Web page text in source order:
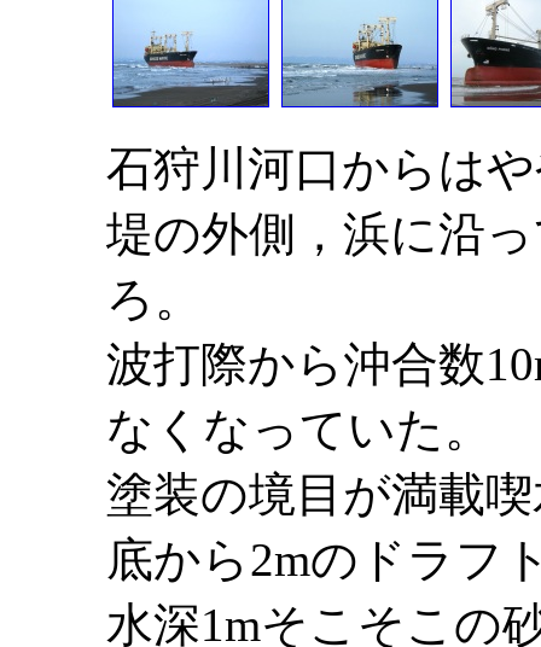
石狩川河口からは
堤の外側，浜に沿
ろ。
波打際から沖合数
なくなっていた。
塗装の境目が満載
底から2mのドラフ
水深1mそこそこの